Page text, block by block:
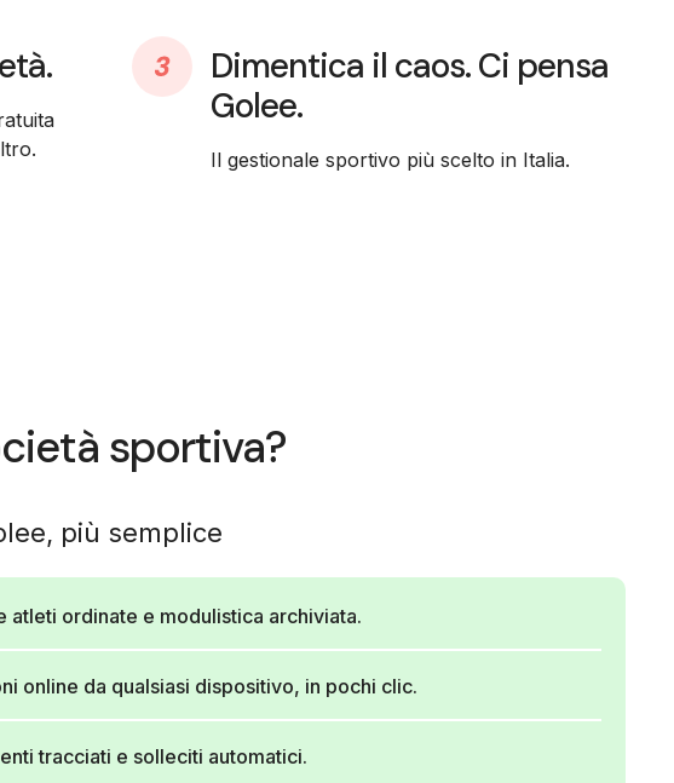
Dimentica il caos. Ci pensa
Golee.
Il gestionale sportivo più scelto in Italia.
sportiva?
più semplice
atleti ordinate e modulistica archiviata.
online da qualsiasi dispositivo, in pochi clic.
tracciati e solleciti automatici.